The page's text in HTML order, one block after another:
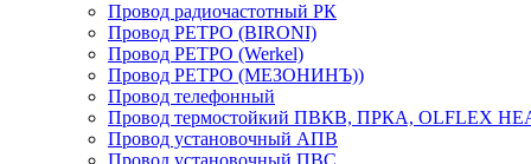
Провод радиочастотный РК
Провод РЕТРО (BIRONI)
Провод РЕТРО (Werkel)
Провод РЕТРО (МЕЗОНИНЪ))
Провод телефонный
Провод термостойкий ПВКВ, ПРКА, OLFLEX
Провод установочный АПВ